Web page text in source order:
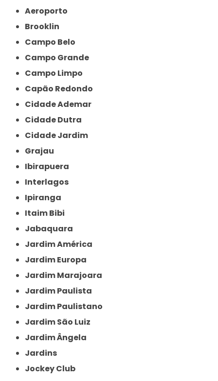
Aeroporto
Brooklin
Campo Belo
Campo Grande
Campo Limpo
Capão Redondo
Cidade Ademar
Cidade Dutra
Cidade Jardim
Grajau
Ibirapuera
Interlagos
Ipiranga
Itaim Bibi
Jabaquara
Jardim América
Jardim Europa
Jardim Marajoara
Jardim Paulista
Jardim Paulistano
Jardim São Luiz
Jardim Ângela
Jardins
Jockey Club